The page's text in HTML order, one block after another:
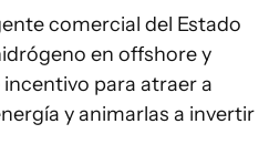
comercial del Estado
en offshore y
para atraer a
y animarlas a invertir